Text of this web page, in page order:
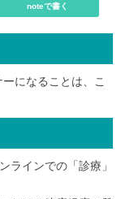
noteで書く
になることは、こ
ラインでの「診療」